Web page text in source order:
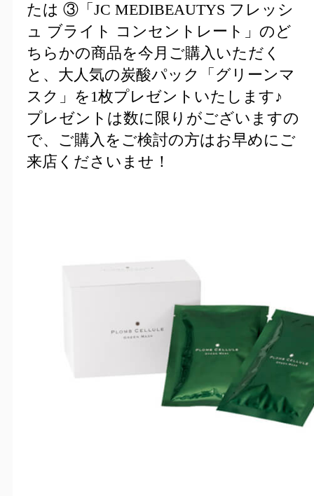
たは ③「JC MEDIBEAUTYS フレッシ
ュ ブライト コンセントレート」のど
ちらかの商品を今月ご購入いただく
と、大人気の炭酸パック「グリーンマ
スク」を1枚プレゼントいたします♪
プレゼントは数に限りがございますの
で、ご購入をご検討の方はお早めにご
来店くださいませ！